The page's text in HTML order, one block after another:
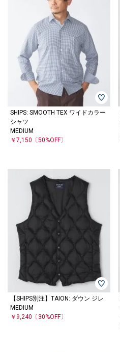
SHIPS: SMOOTH TEX ワイドカラー
シャツ
MEDIUM
￥7,150 〔50%OFF〕
【SHIPS別注】TAION: ダウン ジレ
MEDIUM
￥9,240 〔30%OFF〕